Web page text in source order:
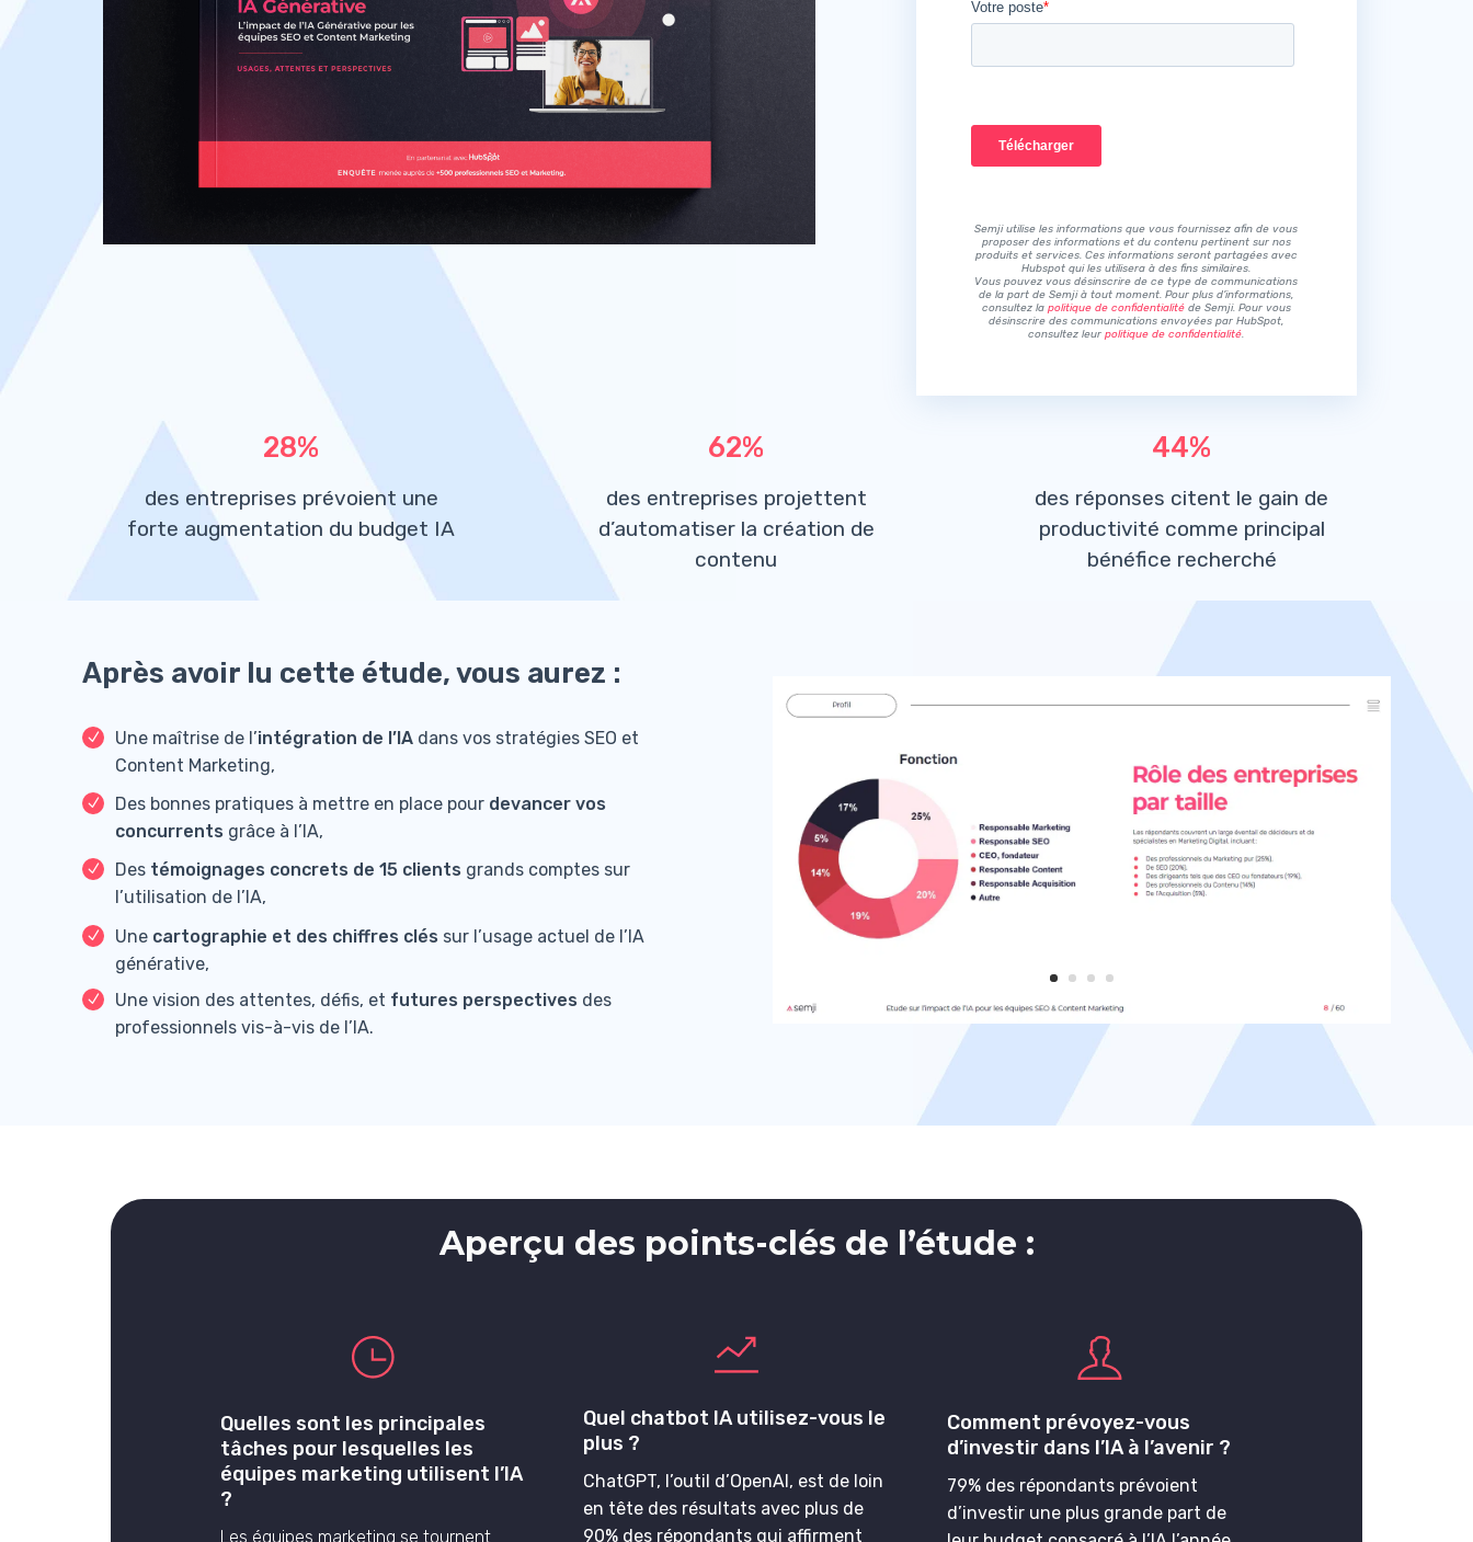
Semji utilise les informations que vous fournissez afin de vous
proposer des informations et du contenu pertinent sur nos
produits et services. Ces informations seront partagées avec
Hubspot qui les utilisera à des fins similaires.
Vous pouvez vous désinscrire de ce type de communications
de la part de Semji à tout moment. Pour plus d’informations,
consultez la politique de confidentialitéde Semji. Pour vous
désinscrire des communications envoyées par HubSpot,
consultez leurpolitique de confidentialité.
28%
des entreprises prévoient une
forte augmentation du budget IA
62%
des entreprises projettent
d’automatiser la création de
contenu
44%
des réponses citent le gain de
productivité comme principal
bénéfice recherché
Après avoir lu cette étude, vous aurez :
Une maîtrise de l’intégration de l’IA dans vos stratégies SEO et
Content Marketing,
Des bonnes pratiques à mettre en place pour devancer vos
concurrents grâce à l’IA,
Des témoignages concrets de 15 clients grands comptes sur
l’utilisation de l’IA,
Une cartographie et des chiffres clés sur l’usage actuel de l’IA
générative,
Une vision des attentes, défis, et futures perspectives des
professionnels vis-à-vis de l’IA.
Aperçu des points-clés de l’étude :
Quelles sont les principales
tâches pour lesquelles les
équipes marketing utilisent l’IA
?
Les équipes marketing se tournent
Quel chatbot IA utilisez-vous le
plus ?
ChatGPT, l’outil d’OpenAI, est de loin
en tête des résultats avec plus de
90% des répondants qui affirment
Comment prévoyez-vous
d’investir dans l’IA à l’avenir ?
79% des répondants prévoient
d’investir une plus grande part de